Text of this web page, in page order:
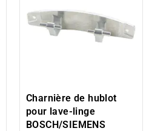
Charnière de hublot
pour lave-linge
BOSCH/SIEMENS